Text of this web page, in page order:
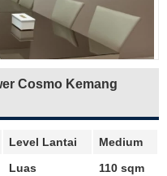
Cosmo Kemang
Level Lantai
Medium
Luas
110 sqm